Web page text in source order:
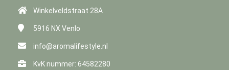
Winkelveldstraat 28A
5916 NX Venlo
info@aromalifestyle.nl
KvK nummer: 64582280